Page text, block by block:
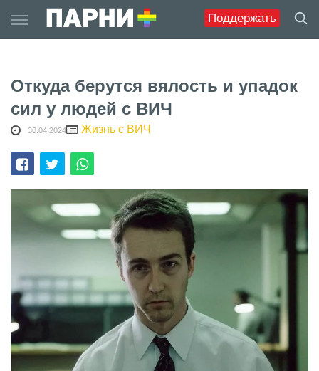
Поддержать
to
content
Откуда берутся вялость и упадок
сил у людей с ВИЧ
30.04.2024 Жизнь с ВИЧ